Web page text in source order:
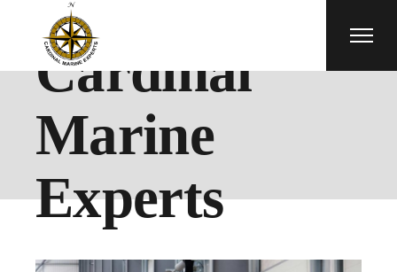
Cardinal
Marine
Experts